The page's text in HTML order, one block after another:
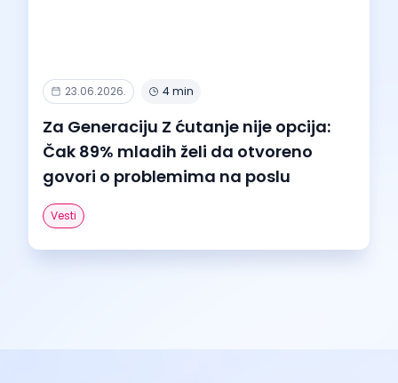
23.06.2026. 4 min
Za Generaciju Z ćutanje nije opcija:
Čak 89% mladih želi da otvoreno
govori o problemima na poslu
Vesti